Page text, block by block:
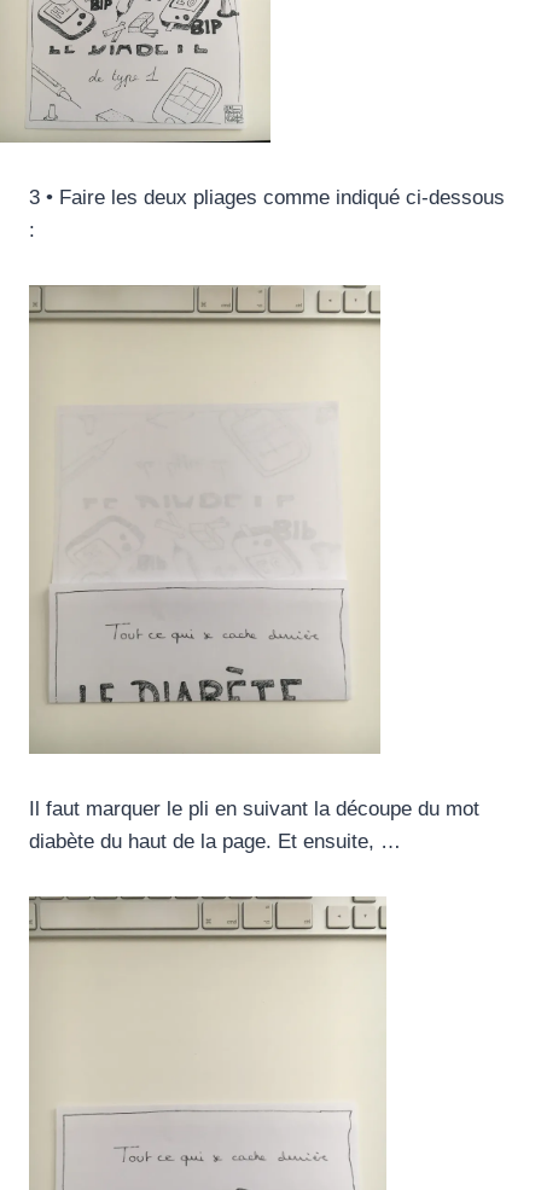
3 • Faire les deux pliages comme indiqué ci-dessous
:
Il faut marquer le pli en suivant la découpe du mot
diabète du haut de la page. Et ensuite, …